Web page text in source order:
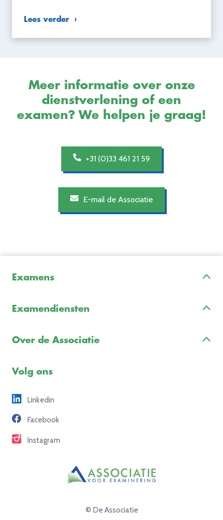
Lees verder
Meer informatie over onze
dienstverlening of een
examen? We helpen je graag!
+31 (0)33 461 21 59
E-mail de Associatie
Examens
Examenreglement
Examendiensten
Over de Associatie
Freelance opdrachten
Partners
Contact
Volg ons
Linkedin
Facebook
Instagram
© De Associatie